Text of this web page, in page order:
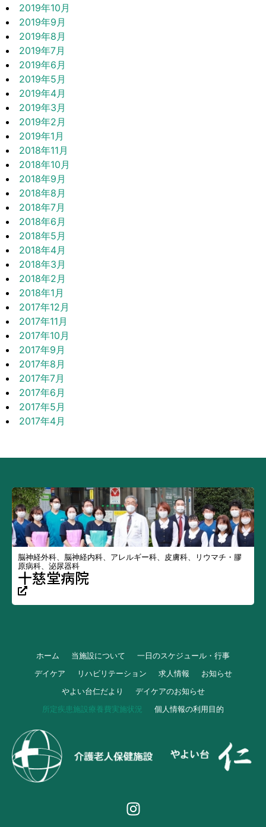
2019年10月
2019年9月
2019年8月
2019年7月
2019年6月
2019年5月
2019年4月
2019年3月
2019年2月
2019年1月
2018年11月
2018年10月
2018年9月
2018年8月
2018年7月
2018年6月
2018年5月
2018年4月
2018年3月
2018年2月
2018年1月
2017年12月
2017年11月
2017年10月
2017年9月
2017年8月
2017年7月
2017年6月
2017年5月
2017年4月
脳神経外科、脳神経内科、アレルギー科、皮膚科、リウマチ・膠
原病科、泌尿器科
十慈堂病院
ホーム 当施設について
一日のスケジュール・行事
デイケア
リハビリテーション 求人情報
お知らせ
やよい台仁だより
デイケアのお知らせ
所定疾患施設療養費実施状況
個人情報の利用目的